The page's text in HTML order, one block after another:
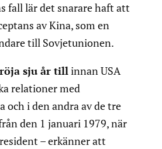
fall lär det snarare haft att
av Kina, som en
till Sovjetunionen.
sju år tillinnan USA
relationer med
och i den andra av de tre
den 1 januari 1979, när
– erkänner att